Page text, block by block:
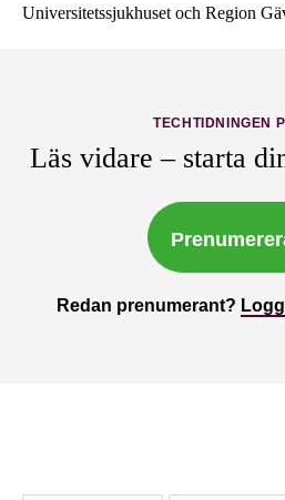
Universitetssjukhuset och Region
TECHTIDNINGEN
Läs vidare – starta
Redan prenumerant?